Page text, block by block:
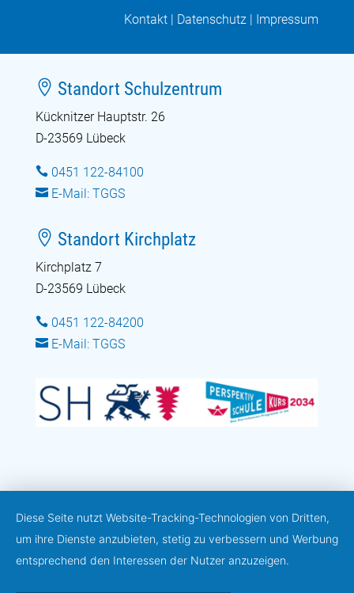
Kontakt | Datenschutz | Impressum
 Standort Schulzentrum
Kücknitzer Hauptstr. 26
D-23569 Lübeck
 0451 122-84100
 E-Mail: TGGS
 Standort Kirchplatz
Kirchplatz 7
D-23569 Lübeck
 0451 122-84200
 E-Mail: TGGS
Diese Seite nutzt Website-Tracking-Technologien von Dritten,
um ihre Dienste anzubieten, stetig zu verbessern und Werbung
entsprechend den Interessen der Nutzer anzuzeigen.